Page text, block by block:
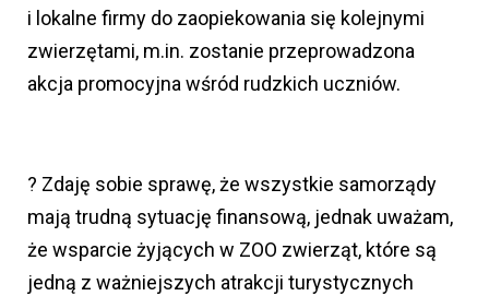
i lokalne firmy do zaopiekowania się kolejnymi
zwierzętami, m.in. zostanie przeprowadzona
akcja promocyjna wśród rudzkich uczniów.
? Zdaję sobie sprawę, że wszystkie samorządy
mają trudną sytuację finansową, jednak uważam,
że wsparcie żyjących w ZOO zwierząt, które są
jedną z ważniejszych atrakcji turystycznych